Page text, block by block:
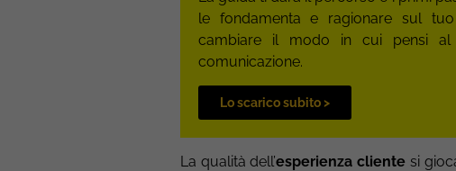
le fondamenta e ragionare sul
cambiare il modo in cui pensi
comunicazione.
Lo scarico subito >
La qualità dell’esperienza cliente si